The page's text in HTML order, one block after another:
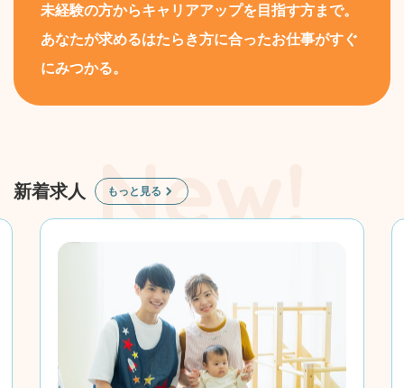
未経験の方からキャリアアップを目指す方まで。
あなたが求めるはたらき方に合ったお仕事がすぐ
にみつかる。
新着求人 もっと見る